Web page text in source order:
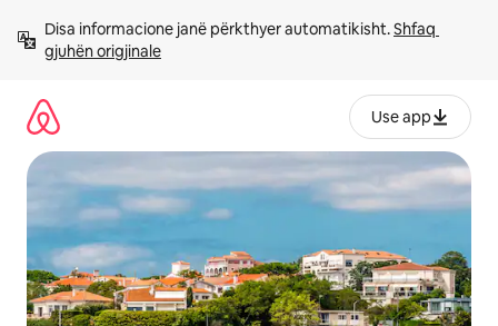
përmbajtja
Disa informacione janë përkthyer automatikisht. Shfaq
gjuhën origjinale
Use app